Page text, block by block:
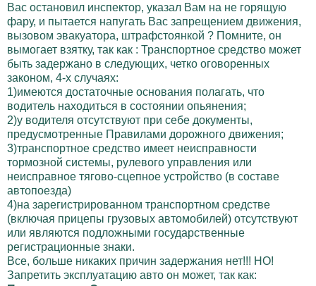
Вас остановил инспектор, указал Вам на не горящую
фару, и пытается напугать Вас запрещением движения,
вызовом эвакуатора, штрафстоянкой ? Помните, он
вымогает взятку, так как : Транспортное средство может
быть задержано в следующих, четко оговоренных
законом, 4-х случаях:
1)имеются достаточные основания полагать, что
водитель находиться в состоянии опьянения;
2)у водителя отсутствуют при себе документы,
предусмотренные Правилами дорожного движения;
3)транспортное средство имеет неисправности
тормозной системы, рулевого управления или
неисправное тягово-сцепное устройство (в составе
автопоезда)
4)на зарегистрированном транспортном средстве
(включая прицепы грузовых автомобилей) отсутствуют
или являются подложными государственные
регистрационные знаки.
Все, больше никаких причин задержания нет!!! НО!
Запретить эксплуатацию авто он может, так как: